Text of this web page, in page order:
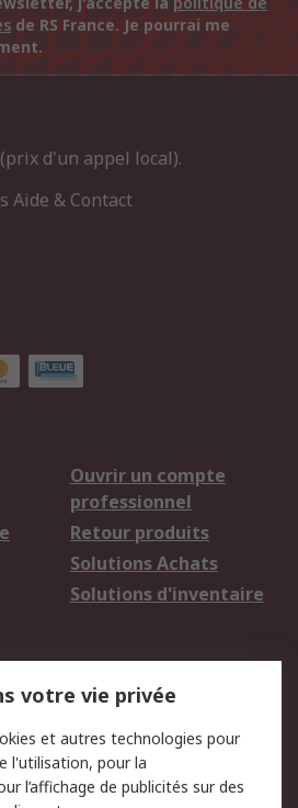
de RS France. Je pourrai me
d'un appel local).
Aide & Contact
Ouvrir un compte
professionnel
Retour produits
Solutions Achats
Solutions d'inventaire
à
Sécurité des E-mails
votre vie privée
et autres technologies pour
l'utilisation, pour la
l’affichage de publicités sur des